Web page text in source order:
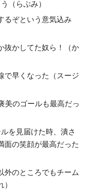
（らぶみ）
るぞという意気込み
抜かしてた奴ら！（か
で早くなった（スージ
美のゴールも最高だっ
を見届けた時、潰さ
面の笑顔が最高だった
外のところでもチーム